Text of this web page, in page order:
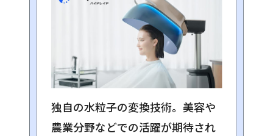
独自の水粒子の変換技術。美容や
農業分野などでの活躍が期待され